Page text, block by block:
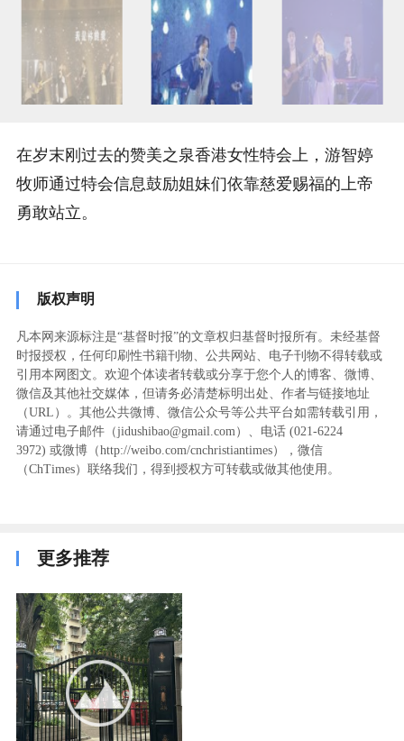
在岁末刚过去的赞美之泉香港女性特会上，游智婷
牧师通过特会信息鼓励姐妹们依靠慈爱赐福的上帝
勇敢站立。
版权声明
凡本网来源标注是“基督时报”的文章权归基督时报所有。未经基督
时报授权，任何印刷性书籍刊物、公共网站、电子刊物不得转载或
引用本网图文。欢迎个体读者转载或分享于您个人的博客、微博、
微信及其他社交媒体，但请务必清楚标明出处、作者与链接地址
（URL）。其他公共微博、微信公众号等公共平台如需转载引用，
请通过电子邮件（jidushibao@gmail.com）、电话 (021-6224
3972) ‬或微博（http://weibo.com/cnchristiantimes），微信
（ChTimes）联络我们，得到授权方可转载或做其他使用。
更多推荐